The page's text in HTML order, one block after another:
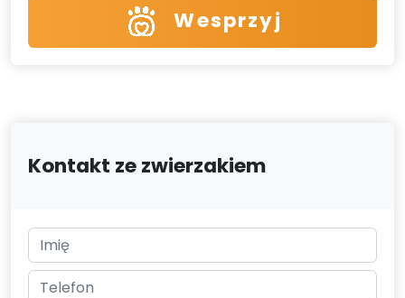
Wesprzyj
Kontakt ze zwierzakiem